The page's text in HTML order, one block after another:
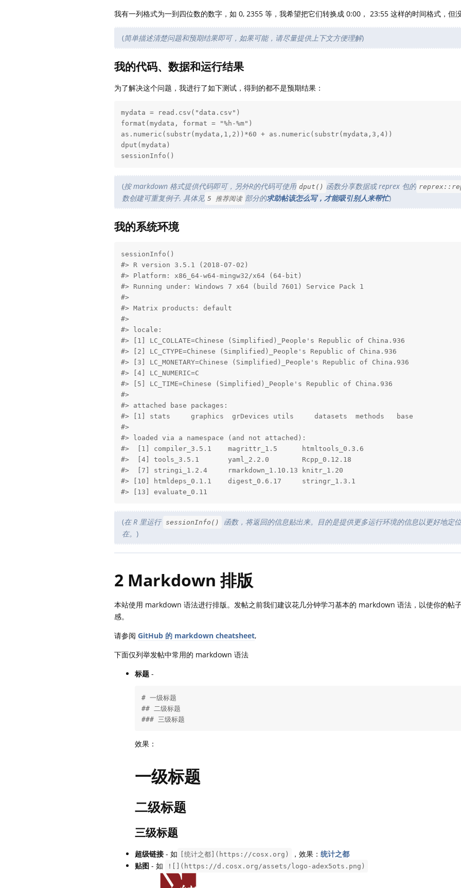
我有一列格式为一到四位数的数字，如 0, 2355 等，我希望把它们转换成 0:00， 23:55 这样的时间格式，但没
(简单描述清楚问题和预期结果即可，如果可能，请尽量提供上下文方便理解)
我的代码、数据和运行结果
为了解决这个问题，我进行了如下测试，得到的都不是预期结果：
mydata = read.csv("data.csv")
format(mydata, format = "%h-%m")
as.numeric(substr(mydata,1,2))*60 + as.numeric(substr(mydata,3,4))
dput(mydata)
sessionInfo()
(按 markdown 格式提供代码即可，另外R的代码可使用 dput() 函数分享数据或 reprex 包的
数创建可重复例子, 具体见 5 推荐阅读 部分的求助帖该怎么写，才能吸引别人来帮忙)
我的系统环境
sessionInfo()
#> R version 3.5.1 (2018-07-02)
#> Platform: x86_64-w64-mingw32/x64 (64-bit)
#> Running under: Windows 7 x64 (build 7601) Service Pack 1
#>
#> Matrix products: default
#>
#> locale:
#> [1] LC_COLLATE=Chinese (Simplified)_People's Republic of China.936
#> [2] LC_CTYPE=Chinese (Simplified)_People's Republic of China.936
#> [3] LC_MONETARY=Chinese (Simplified)_People's Republic of China.936
#> [4] LC_NUMERIC=C
#> [5] LC_TIME=Chinese (Simplified)_People's Republic of China.936
#>
#> attached base packages:
#> [1] stats     graphics  grDevices utils     datasets  methods   base
#>
#> loaded via a namespace (and not attached):
#>  [1] compiler_3.5.1    magrittr_1.5      htmltools_0.3.6
#>  [4] tools_3.5.1       yaml_2.2.0        Rcpp_0.12.18
#>  [7] stringi_1.2.4     rmarkdown_1.10.13 knitr_1.20
#> [10] htmldeps_0.1.1    digest_0.6.17     stringr_1.3.1
#> [13] evaluate_0.11
(在 R 里运行 sessionInfo()
函数，将返回的信息贴出来。目的是提供更多运行环境的信息以更好地定
在。 )
2 Markdown 排版
本站使用 markdown 语法进行排版。发帖之前我们建议花几分钟学习基本的 markdown 语法，以使你的帖
感。
请参阅 GitHub 的 markdown cheatsheet,
下面仅列举发帖中常用的 markdown 语法
标题 -
# 一级标题
## 二级标题
### 三级标题
效果：
一级标题
二级标题
三级标题
超级链接 - 如 [统计之都](https://cosx.org) ，效果： 统计之都
贴图 - 如 ![](https://d.cosx.org/assets/logo-adex5ots.png)